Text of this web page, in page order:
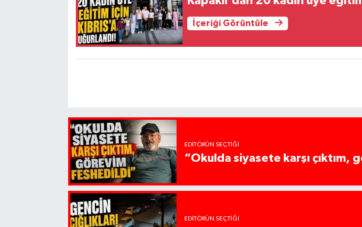
İçeriği Görüntüle
EDITÖRÜN SEÇTIĞI
“Okulda siyasete karşı
EDITÖRÜN SEÇTIĞI